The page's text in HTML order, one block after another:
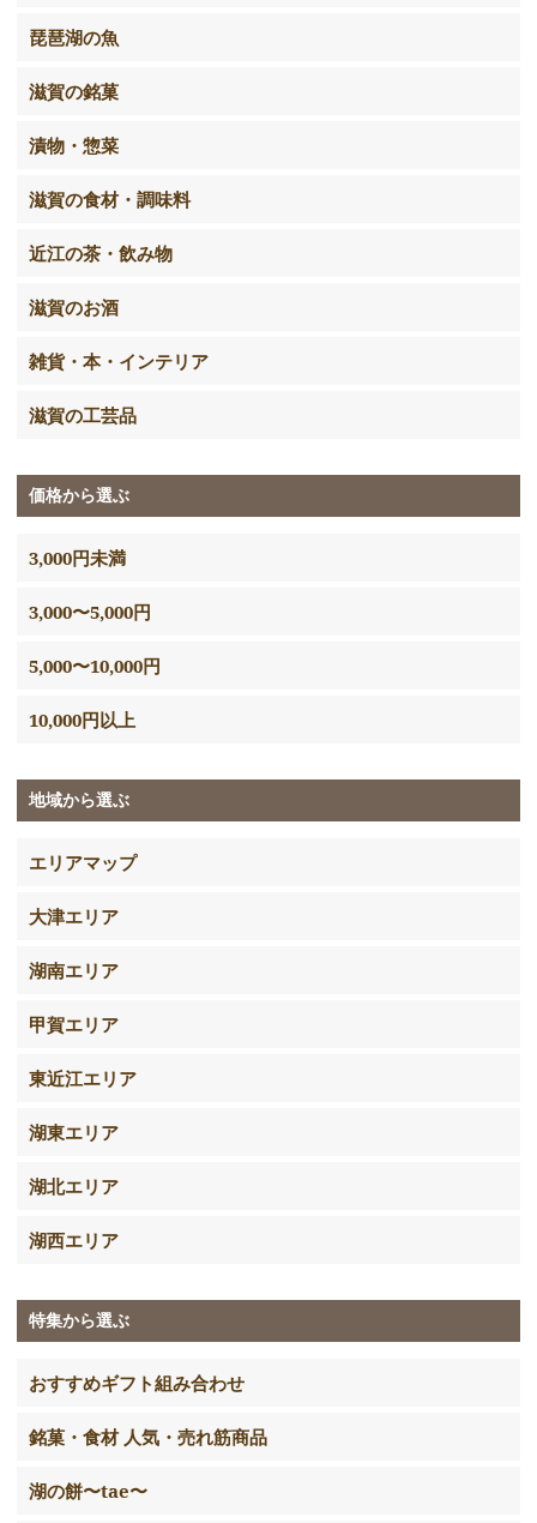
琵琶湖の魚
滋賀の銘菓
漬物・惣菜
滋賀の食材・調味料
近江の茶・飲み物
滋賀のお酒
雑貨・本・インテリア
滋賀の工芸品
価格から選ぶ
3,000円未満
3,000〜5,000円
5,000〜10,000円
10,000円以上
地域から選ぶ
エリアマップ
大津エリア
湖南エリア
甲賀エリア
東近江エリア
湖東エリア
湖北エリア
湖西エリア
特集から選ぶ
おすすめギフト組み合わせ
銘菓・食材 人気・売れ筋商品
湖の餅〜tae〜